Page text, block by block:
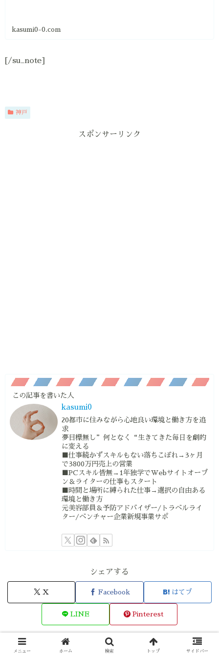
kasumi0-0.com
[/su_note]
神戸
スポンサーリンク
この記事を書いた人
kasumi0
20都市に住みながら心地良い環境と働き方を追
求
夢目標無し”何となく“生きてきた毎日を劇的
に変える
■仕事続かずスキルもない落ちこぼれ→3ヶ月
で3800万円売上の営業
■PCスキル皆無→1年独学でWebサイトオープ
ン＆ライターの仕事もスタート
■時間と場所に縛られた仕事→選択の自由ある
環境と働き方
元美容部員＆予防アドバイザー/トラベルライ
ター/ベンチャー企業新規事業サポ
シェアする
X Facebook はてブ
LINE Pinterest
kasumi0をフォローする
メニュー ホーム 検索 トップ サイドバー